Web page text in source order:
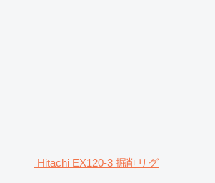
Hitachi EX120-3 掘削リグ